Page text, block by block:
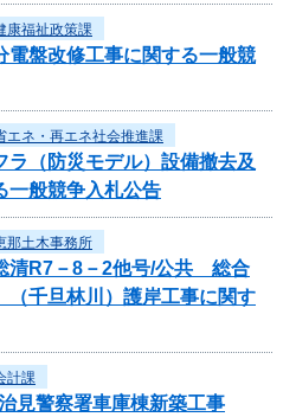
康福祉政策課
電盤改修工事に関する一般競
エネ・再エネ社会推進課
ラ（防災モデル）設備撤去及
一般競争入札公告
那土木事務所
清R7－8－2他号/公共 総合
（千旦林川）護岸工事に関す
計課
見警察署車庫棟新築工事